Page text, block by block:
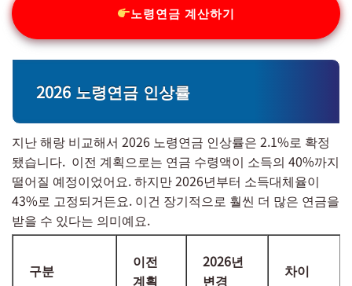
노령연금 계산하기
2026 노령연금 인상률
지난 해랑 비교해서 2026 노령연금 인상률은 2.1%로 확정
됐습니다. 이전 계획으로는 연금 수령액이 소득의 40%까지
떨어질 예정이었어요. 하지만 2026년부터 소득대체율이
43%로 고정되거든요. 이건 장기적으로 훨씬 더 많은 연금을
받을 수 있다는 의미예요.
구분
이전
계획
2026년
변경
차이